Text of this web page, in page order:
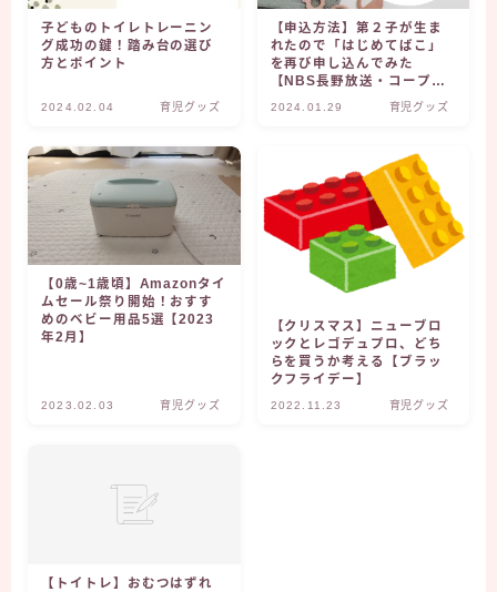
子どものトイレトレーニン
グ成功の鍵！踏み台の選び
方とポイント
2024.02.04 育児グッズ
【申込方法】第２子が生ま
れたので「はじめてばこ」
を再び申し込んでみた
【NBS長野放送・コープな
2024.01.29 育児グッズ
【0歳~1歳頃】Amazonタイ
ムセール祭り開始！おすす
めのベビー用品5選【2023
年2月】
2023.02.03 育児グッズ
【クリスマス】ニューブロ
ックとレゴデュプロ、どち
らを買うか考える【ブラッ
クフライデー】
2022.11.23 育児グッズ
【トイトレ】おむつはずれ